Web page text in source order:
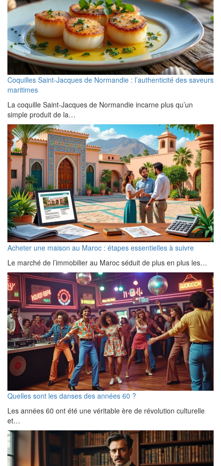
Coquilles Saint-Jacques de Normandie : l’authenticité des saveurs
maritimes
La coquille Saint-Jacques de Normandie incarne plus qu’un
simple produit de la…
Acheter une maison au Maroc : étapes essentielles à suivre
Le marché de l’immobilier au Maroc séduit de plus en plus les…
Quelles sont les danses des années 60 ?
Les années 60 ont été une véritable ère de révolution culturelle
et…